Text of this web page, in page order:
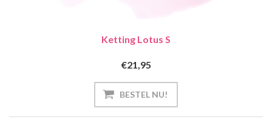
Ketting Lotus S
€21,95